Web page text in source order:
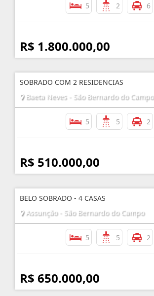
5 2 6
R$ 1.800.000,00
SOBRADO COM 2 RESIDENCIAS
Baeta Neves - São Bernardo do Campo
5 5 2
R$ 510.000,00
BELO SOBRADO - 4 CASAS
Assunção - São Bernardo do Campo
5 5 2
R$ 650.000,00